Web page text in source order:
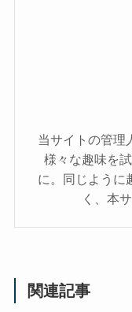
当サイトの管理
様々な趣味を
に。同じように
く、本
関連記事